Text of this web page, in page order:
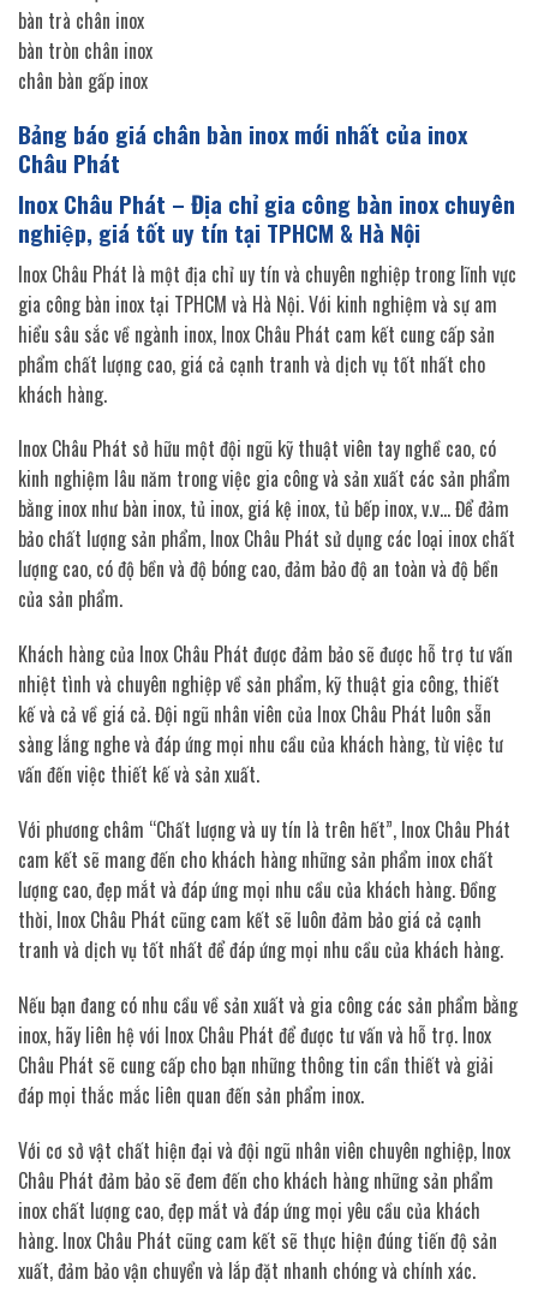
bàn trà chân inox
bàn tròn chân inox
chân bàn gấp inox
Bảng báo giá chân bàn inox mới nhất của inox
Châu Phát
Inox Châu Phát – Địa chỉ gia công bàn inox chuyên
nghiệp, giá tốt uy tín tại TPHCM & Hà Nội
Inox Châu Phát là một địa chỉ uy tín và chuyên nghiệp trong lĩnh vực
gia công bàn inox tại TPHCM và Hà Nội. Với kinh nghiệm và sự am
hiểu sâu sắc về ngành inox, Inox Châu Phát cam kết cung cấp sản
phẩm chất lượng cao, giá cả cạnh tranh và dịch vụ tốt nhất cho
khách hàng.
Inox Châu Phát sở hữu một đội ngũ kỹ thuật viên tay nghề cao, có
kinh nghiệm lâu năm trong việc gia công và sản xuất các sản phẩm
bằng inox như bàn inox, tủ inox, giá kệ inox, tủ bếp inox, v.v… Để đảm
bảo chất lượng sản phẩm, Inox Châu Phát sử dụng các loại inox chất
lượng cao, có độ bền và độ bóng cao, đảm bảo độ an toàn và độ bền
của sản phẩm.
Khách hàng của Inox Châu Phát được đảm bảo sẽ được hỗ trợ tư vấn
nhiệt tình và chuyên nghiệp về sản phẩm, kỹ thuật gia công, thiết
kế và cả về giá cả. Đội ngũ nhân viên của Inox Châu Phát luôn sẵn
sàng lắng nghe và đáp ứng mọi nhu cầu của khách hàng, từ việc tư
vấn đến việc thiết kế và sản xuất.
Với phương châm “Chất lượng và uy tín là trên hết”, Inox Châu Phát
cam kết sẽ mang đến cho khách hàng những sản phẩm inox chất
lượng cao, đẹp mắt và đáp ứng mọi nhu cầu của khách hàng. Đồng
thời, Inox Châu Phát cũng cam kết sẽ luôn đảm bảo giá cả cạnh
tranh và dịch vụ tốt nhất để đáp ứng mọi nhu cầu của khách hàng.
Nếu bạn đang có nhu cầu về sản xuất và gia công các sản phẩm bằng
inox, hãy liên hệ với Inox Châu Phát để được tư vấn và hỗ trợ. Inox
Châu Phát sẽ cung cấp cho bạn những thông tin cần thiết và giải
đáp mọi thắc mắc liên quan đến sản phẩm inox.
Với cơ sở vật chất hiện đại và đội ngũ nhân viên chuyên nghiệp, Inox
Châu Phát đảm bảo sẽ đem đến cho khách hàng những sản phẩm
inox chất lượng cao, đẹp mắt và đáp ứng mọi yêu cầu của khách
hàng. Inox Châu Phát cũng cam kết sẽ thực hiện đúng tiến độ sản
xuất, đảm bảo vận chuyển và lắp đặt nhanh chóng và chính xác.